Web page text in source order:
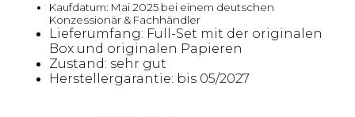
Kaufdatum: Mai 2025 bei einem deutschen
Konzessionär & Fachhändler
Lieferumfang: Full-Set mit der originalen
Box und originalen Papieren
Zustand: sehr gut
Herstellergarantie: bis 05/2027